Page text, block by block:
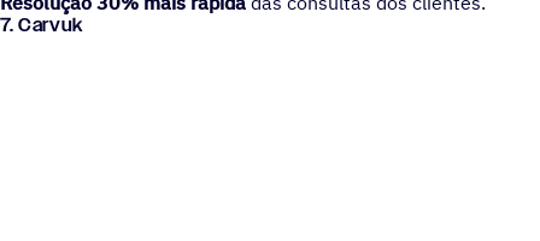
7. Carvuk